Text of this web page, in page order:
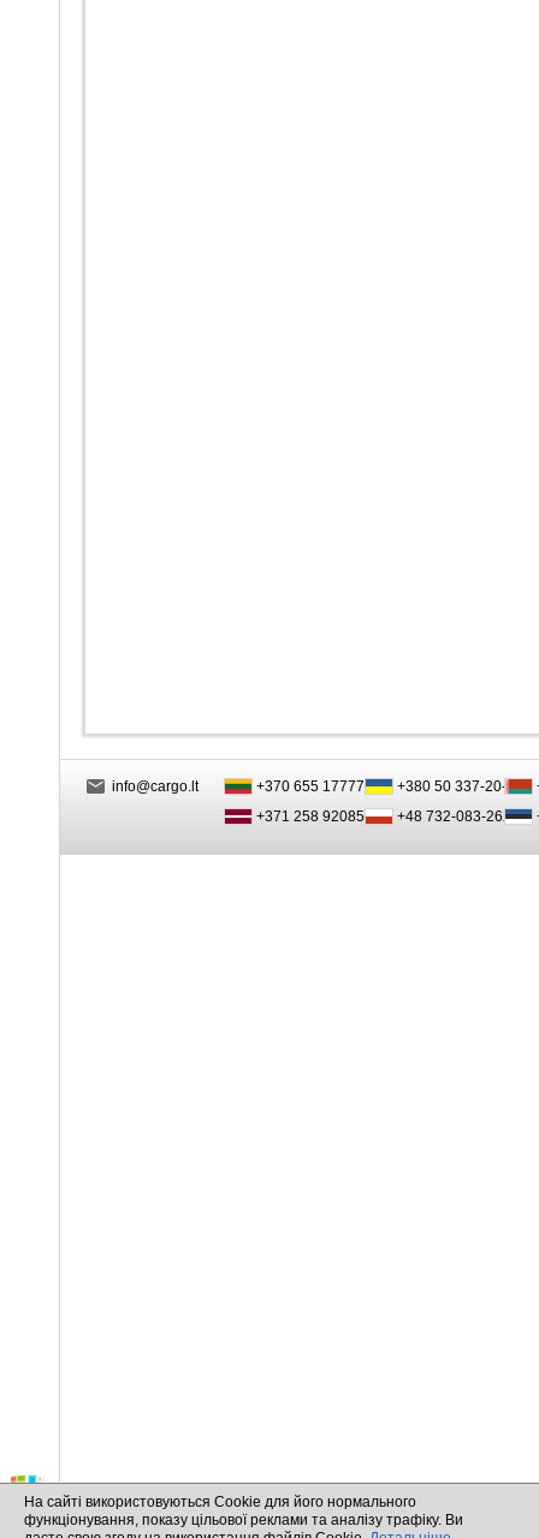
info@cargo.lt
+370 655 17777
+371 258 92085
+380 50 337-20-47
+48 732-083-262
На сайті використовуються Cookie для його нормального
функціонування, показу цільової реклами та аналізу трафіку. Ви